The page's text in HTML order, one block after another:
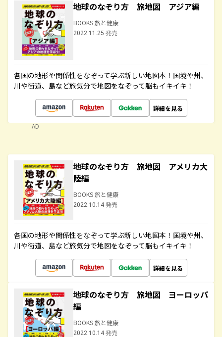
地球のなぞり方 旅地図 アジア編
BOOKS 旅と健康
2022.11.25 発売
各国の地形や関係性をなぞって学ぶ新しい地図本！国境や州、
川や街道、島など旅気分で地図をなぞって脳もイキイキ！
詳細を見る
AD
地球のなぞり方 旅地図 アメリカ大
陸編
BOOKS 旅と健康
2022.10.14 発売
各国の地形や関係性をなぞって学ぶ新しい地図本！国境や州、
川や街道、島など旅気分で地図をなぞって脳もイキイキ！
詳細を見る
地球のなぞり方 旅地図 ヨーロッパ
編
BOOKS 旅と健康
2022.10.14 発売